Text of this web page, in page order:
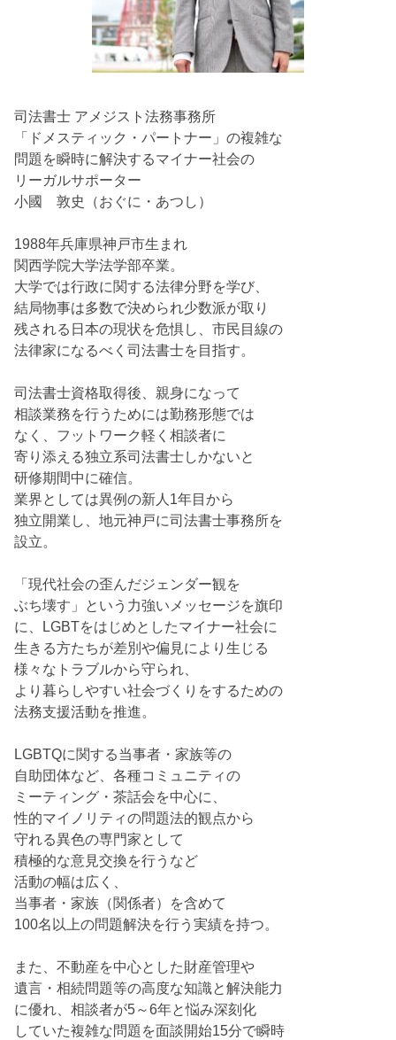
司法書士 アメジスト法務事務所
「ドメスティック・パートナー」の複雑な
問題を瞬時に解決するマイナー社会の
リーガルサポーター
小國 敦史（おぐに・あつし）
1988年兵庫県神戸市生まれ
関西学院大学法学部卒業。
大学では行政に関する法律分野を学び、
結局物事は多数で決められ少数派が取り
残される日本の現状を危惧し、市民目線の
法律家になるべく司法書士を目指す。
司法書士資格取得後、親身になって
相談業務を行うためには勤務形態では
なく、フットワーク軽く相談者に
寄り添える独立系司法書士しかないと
研修期間中に確信。
業界としては異例の新人1年目から
独立開業し、地元神戸に司法書士事務所を
設立。
「現代社会の歪んだジェンダー観を
ぶち壊す」という力強いメッセージを旗印
に、LGBTをはじめとしたマイナー社会に
生きる方たちが差別や偏見により生じる
様々なトラブルから守られ、
より暮らしやすい社会づくりをするための
法務支援活動を推進。
LGBTQに関する当事者・家族等の
自助団体など、各種コミュニティの
ミーティング・茶話会を中心に、
性的マイノリティの問題法的観点から
守れる異色の専門家として
積極的な意見交換を行うなど
活動の幅は広く、
当事者・家族（関係者）を含めて
100名以上の問題解決を行う実績を持つ。
また、不動産を中心とした財産管理や
遺言・相続問題等の高度な知識と解決能力
に優れ、相談者が5～6年と悩み深刻化
していた複雑な問題を面談開始15分で瞬時